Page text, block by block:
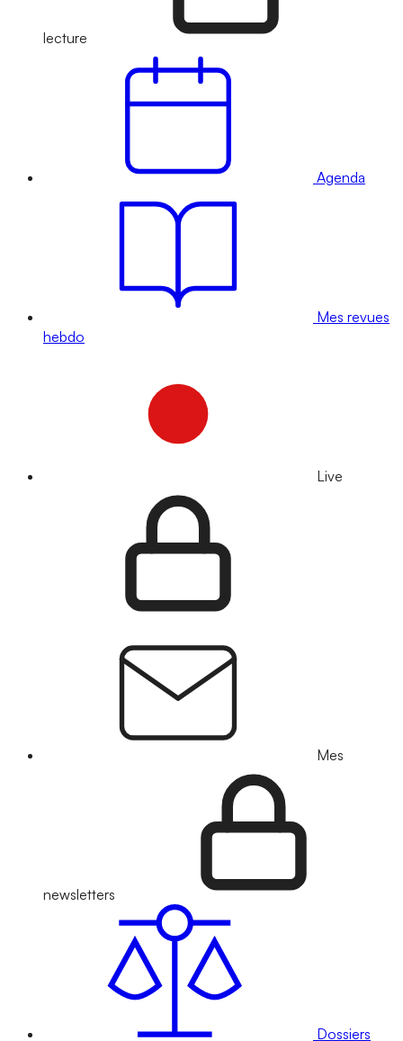
lecture
Agenda
Mes revues
hebdo
Live
Mes
newsletters
Dossiers